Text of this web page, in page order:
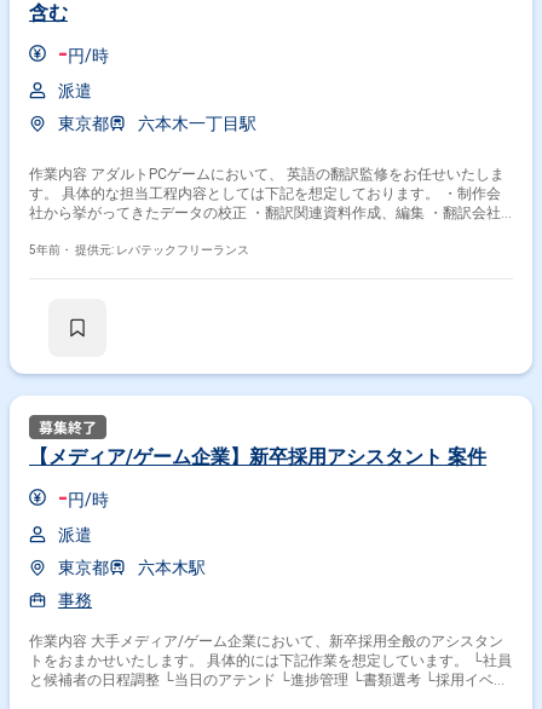
含む
-円/時
派遣
東京都
六本木一丁目駅
作業内容 アダルトPCゲームにおいて、 英語の翻訳監修をお任せいたしま
す。 具体的な担当工程内容としては下記を想定しております。 ・制作会
社から挙がってきたデータの校正 ・翻訳関連資料作成、編集 ・翻訳会社
業はスキルに応じて異なります。
5年前・ 提供元: レバテックフリーランス
【メディア/ゲーム企業】新卒採用アシスタント 案件
-円/時
派遣
東京都
六本木駅
事務
作業内容 大手メディア/ゲーム企業において、新卒採用全般のアシスタン
トをおまかせいたします。 具体的には下記作業を想定しています。 └社員
と候補者の日程調整 └当日のアテンド └進捗管理 └書類選考 └採用イベン